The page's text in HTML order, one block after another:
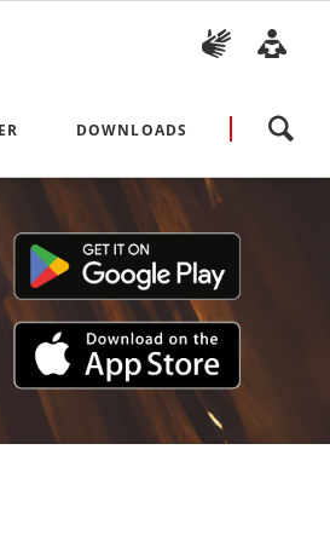
Navigation
überspringen
Arbeitplus Bielefeld
Träger mit hoheitlichen Aufgaben
DOWNLOADS
Antragsvordrucke und
Richtlinien und Weisungen
Arbeitsmarkt- und
Vorlagen für Bewerbungen